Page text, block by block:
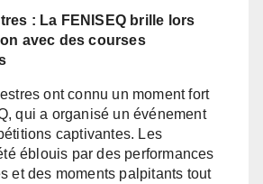
: La FENISEQ brille lors
avec des courses
ont connu un moment fort
qui a organisé un événement
captivantes. Les
éblouis par des performances
et des moments palpitants tout